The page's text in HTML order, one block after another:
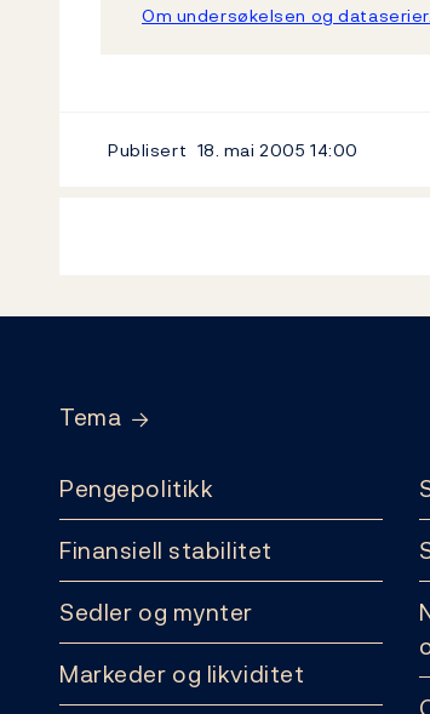
Om undersøkelsen og dataserier.
Publisert 18. mai 2005 14:00
Tema
Pengepolitikk
Finansiell stabilitet
Sedler og mynter
Markeder og likviditet